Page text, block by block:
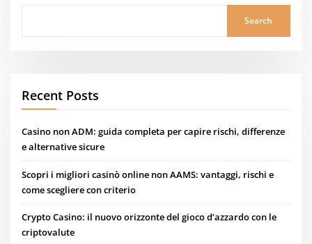
Search
Recent Posts
Casino non ADM: guida completa per capire rischi, differenze
e alternative sicure
Scopri i migliori casinò online non AAMS: vantaggi, rischi e
come scegliere con criterio
Crypto Casino: il nuovo orizzonte del gioco d’azzardo con le
criptovalute